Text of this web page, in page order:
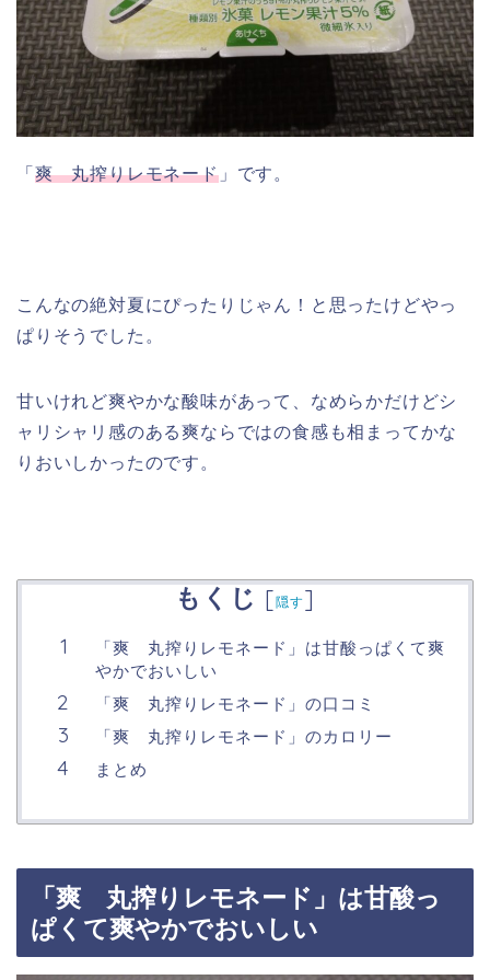
「 爽 丸搾りレモネード」です。
こんなの絶対夏にぴったりじゃん！と思ったけどやっ
ぱりそうでした。
甘いけれど爽やかな酸味があって、なめらかだけどシ
ャリシャリ感のある爽ならではの食感も相まってかな
りおいしかったのです。
もくじ [隠す]
「爽 丸搾りレモネード」は甘酸っぱくて爽
やかでおいしい
「爽 丸搾りレモネード」の口コミ
「爽 丸搾りレモネード」のカロリー
まとめ
「爽 丸搾りレモネード」は甘酸っ
ぱくて爽やかでおいしい